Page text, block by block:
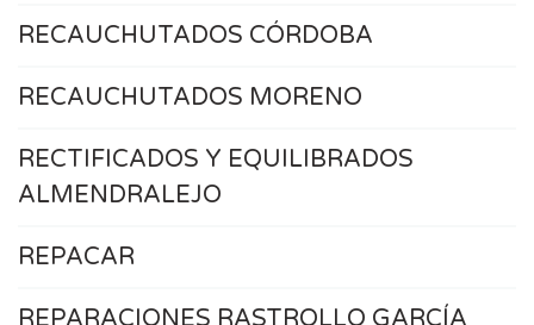
RECAUCHUTADOS CÓRDOBA
RECAUCHUTADOS MORENO
RECTIFICADOS Y EQUILIBRADOS
ALMENDRALEJO
REPACAR
REPARACIONES RASTROLLO GARCÍA